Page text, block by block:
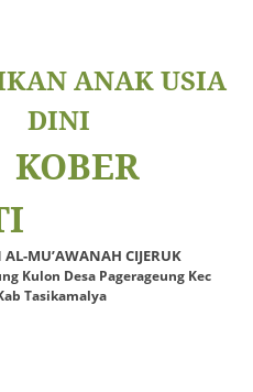
ANAK USIA
DINI
AL-MU’AWANAH CIJERUK
Kulon Desa Pagerageung Kec
Tasikamalya